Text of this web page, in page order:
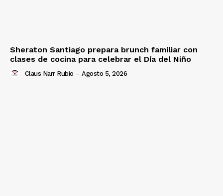
Sheraton Santiago prepara brunch familiar con
clases de cocina para celebrar el Día del Niño
Claus Narr Rubio - Agosto 5, 2026